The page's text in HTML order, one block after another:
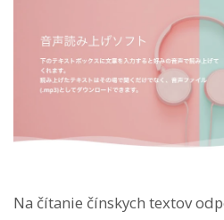
Na čítanie čínskych textov